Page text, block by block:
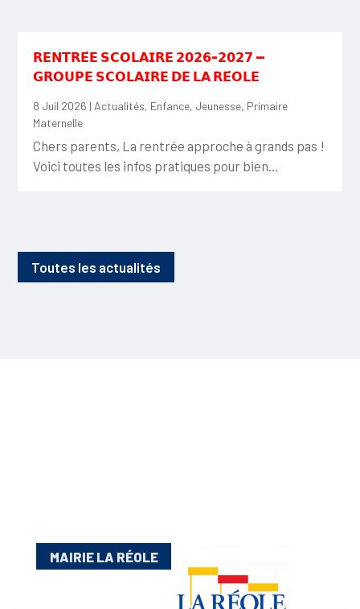
𝗥𝗘𝗡𝗧𝗥𝗘́𝗘 𝗦𝗖𝗢𝗟𝗔𝗜𝗥𝗘 𝟮𝟬𝟮𝟲-𝟮𝟬𝟮𝟳 —
𝗚𝗥𝗢𝗨𝗣𝗘 𝗦𝗖𝗢𝗟𝗔𝗜𝗥𝗘 𝗗𝗘 𝗟𝗔 𝗥𝗘́𝗢𝗟𝗘
8 Juil 2026 | Actualités, Enfance, Jeunesse, Primaire
Maternelle
Chers parents, La rentrée approche à grands pas !
Voici toutes les infos pratiques pour bien...
Toutes les actualités
MAIRIE LA RÉOLE